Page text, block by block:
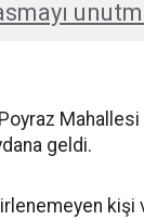
geldi.
kişi